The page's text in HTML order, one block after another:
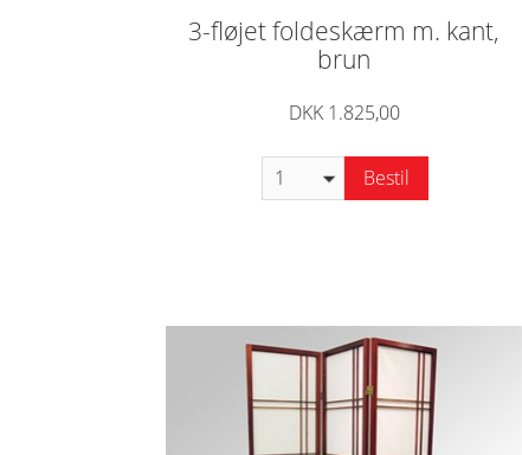
3-fløjet foldeskærm m. kant,
brun
DKK 1.825,00
Bestil